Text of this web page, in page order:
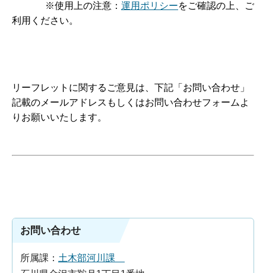
※使用上の注意： 運用ポリシーをご確認の上、ご
利用ください。
リーフレットに関するご意見は、下記「お問い合わせ」
記載のメールアドレスもしくはお問い合わせフォームよ
りお願いいたします。
お問い合わせ
所属課： 土木部河川課